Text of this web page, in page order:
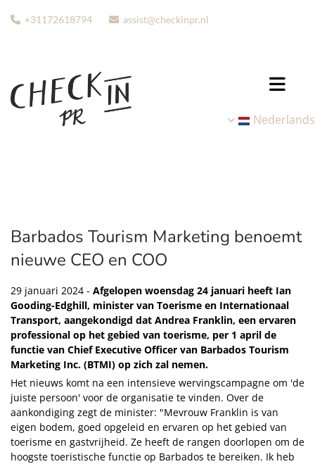
 +31172618794  assist@checkinpr.nl
Nederlands
Barbados Tourism Marketing benoemt
nieuwe CEO en COO
29 januari 2024 - Afgelopen woensdag 24 januari heeft Ian
Gooding-Edghill, minister van Toerisme en Internationaal
Transport, aangekondigd dat Andrea Franklin, een ervaren
professional op het gebied van toerisme, per 1 april de
functie van Chief Executive Officer van Barbados Tourism
Marketing Inc. (BTMI) op zich zal nemen.
Het nieuws komt na een intensieve wervingscampagne om 'de
juiste persoon' voor de organisatie te vinden. Over de
aankondiging zegt de minister: "Mevrouw Franklin is van
eigen bodem, goed opgeleid en ervaren op het gebied van
toerisme en gastvrijheid. Ze heeft de rangen doorlopen om de
hoogste toeristische functie op Barbados te bereiken. Ik heb